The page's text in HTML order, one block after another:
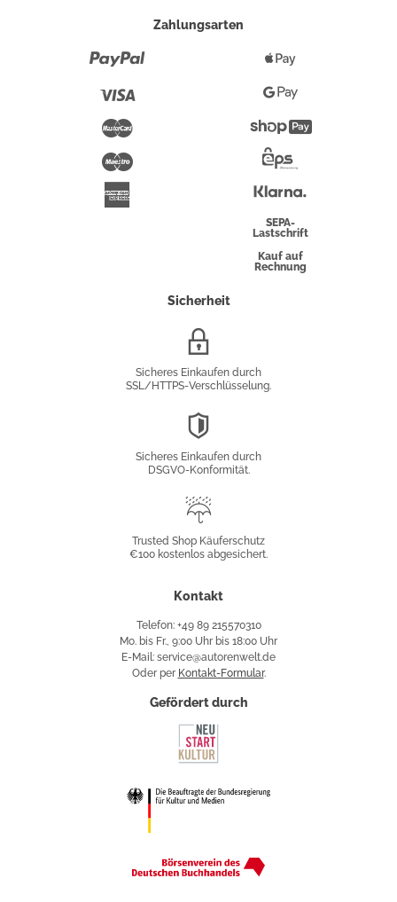
Zahlungsarten
Maestro
Pay
Google
Pay
Überweisung
SEPA-
Lastschrift
Kauf auf
Rechnung
Sicherheit
Sicheres Einkaufen durch
SSL/HTTPS-Verschlüsselung.
Sicheres Einkaufen durch
DSGVO-Konformität.
Käuferschutz
Trusted Shop Käuferschutz
€100 kostenlos abgesichert.
Kontakt
Telefon: +49 89 215570310
Mo. bis Fr., 9:00 Uhr bis 18:00 Uhr
E-Mail: service@autorenwelt.de
Oder per Kontakt-Formular.
Gefördert durch